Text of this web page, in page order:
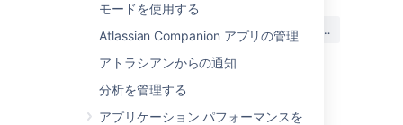
モードを使用する
Atlassian Companion アプリの管理
アトラシアンからの通知
分析を管理する
アプリケーション パフォーマンスを
この内容はお役に立ちました
はい いいえ
関連コンテンツ